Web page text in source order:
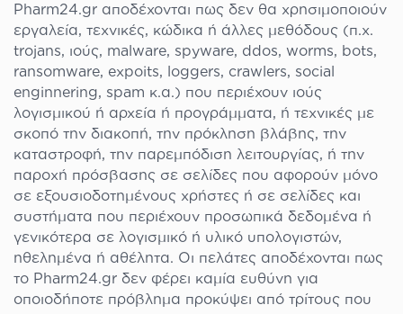
Pharm24.gr αποδέχονται πως δεν θα χρησιμοποιούν
εργαλεία, τεχνικές, κώδικα ή άλλες μεθόδους (π.χ.
trojans, ιούς, malware, spyware, ddos, worms, bots,
ransomware, expoits, loggers, crawlers, social
enginnering, spam κ.α.) που περιέχουν ιούς
λογισμικού ή αρχεία ή προγράμματα, ή τεχνικές με
σκοπό την διακοπή, την πρόκληση βλάβης, την
καταστροφή, την παρεμπόδιση λειτουργίας, ή την
παροχή πρόσβασης σε σελίδες που αφορούν μόνο
σε εξουσιοδοτημένους χρήστες ή σε σελίδες και
συστήματα που περιέχουν προσωπικά δεδομένα ή
γενικότερα σε λογισμικό ή υλικό υπολογιστών,
ηθελημένα ή αθέλητα. Οι πελάτες αποδέχονται πως
το Pharm24.gr δεν φέρει καμία ευθύνη για
οποιοδήποτε πρόβλημα προκύψει από τρίτους που